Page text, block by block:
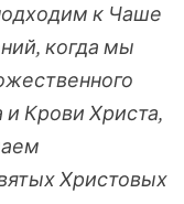
к Чаше
когда мы
и Крови Христа,
Христовых